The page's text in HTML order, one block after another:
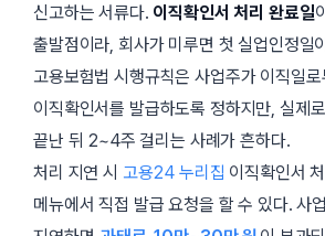
신고하는 서류다. 이직확인서 처리 완료일
출발점이라, 회사가 미루면 첫 실업인정일
고용보험법 시행규칙은 사업주가 이직일로
이직확인서를 발급하도록 정하지만, 실제
끝난 뒤 2~4주 걸리는 사례가 흔하다.
처리 지연 시 고용24 누리집 이직확인서
메뉴에서 직접 발급 요청을 할 수 있다. 사